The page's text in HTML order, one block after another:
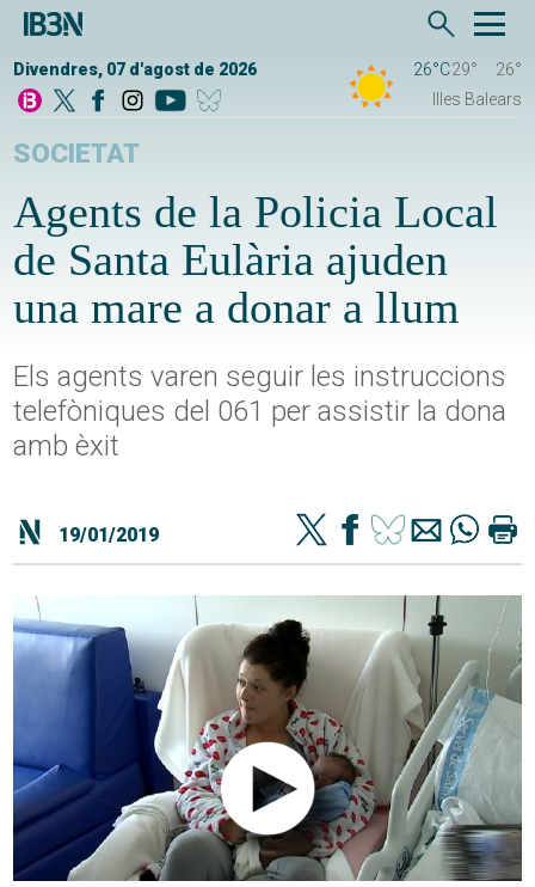
Divendres, 07 d'agost de 2026 26°C29°
26°
Illes Balears
SOCIETAT
Agents de la Policia Local
de Santa Eulària ajuden
una mare a donar a llum
Els agents varen seguir les instruccions
telefòniques del 061 per assistir la dona
amb èxit
19/01/2019